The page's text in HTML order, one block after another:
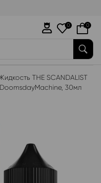
0 0
THE SCANDALIST
30мл